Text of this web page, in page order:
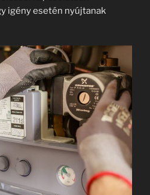
igény esetén nyújtanak